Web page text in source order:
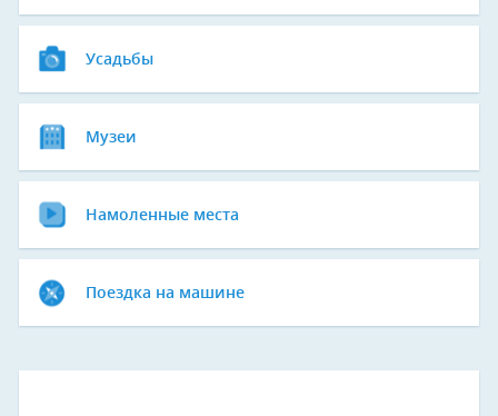
Усадьбы
Музеи
Намоленные места
Поездка на машине